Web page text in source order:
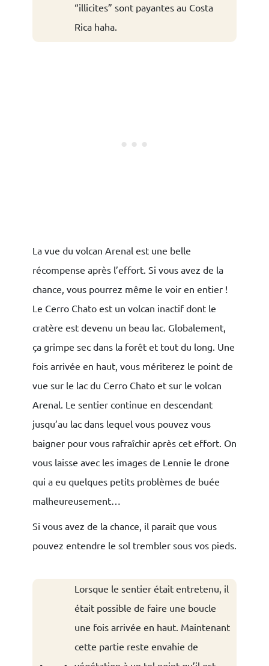
“illicites” sont payantes au Costa
Rica haha.
La vue du volcan Arenal est une belle
récompense après l’effort. Si vous avez de la
chance, vous pourrez même le voir en entier !
Le Cerro Chato est un volcan inactif dont le
cratère est devenu un beau lac. Globalement,
ça grimpe sec dans la forêt et tout du long. Une
fois arrivée en haut, vous mériterez le point de
vue sur le lac du Cerro Chato et sur le volcan
Arenal. Le sentier continue en descendant
jusqu’au lac dans lequel vous pouvez vous
baigner pour vous rafraîchir après cet effort. On
vous laisse avec les images de Lennie le drone
qui a eu quelques petits problèmes de buée
malheureusement…
Si vous avez de la chance, il parait que vous
pouvez entendre le sol trembler sous vos pieds.
Lorsque le sentier était entretenu, il
était possible de faire une boucle
une fois arrivée en haut. Maintenant
cette partie reste envahie de